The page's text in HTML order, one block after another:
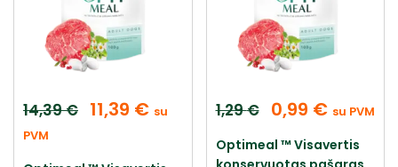
14,39€ 11,39 € su
PVM
1,29€ 0,99 € su PVM
Optimeal ™ Visavertis